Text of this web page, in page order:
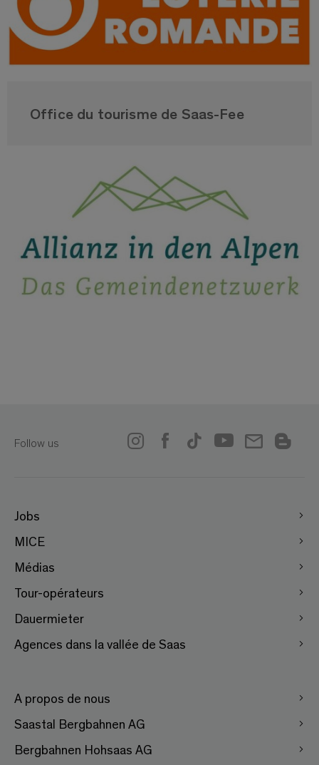
Office du tourisme de Saas-Fee
Follow us
Jobs
MICE
Médias
Tour-opérateurs
Dauermieter
Agences dans la vallée de Saas
A propos de nous
Saastal Bergbahnen AG
Bergbahnen Hohsaas AG